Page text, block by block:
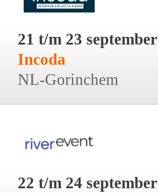
21 t/m 23 september
Incoda
NL-Gorinchem
22 t/m 24 september